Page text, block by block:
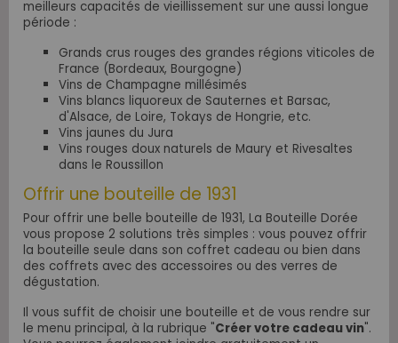
meilleurs capacités de vieillissement sur une aussi longue
période :
Grands crus rouges des grandes régions viticoles de
France (Bordeaux, Bourgogne)
Vins de Champagne millésimés
Vins blancs liquoreux de Sauternes et Barsac,
d'Alsace, de Loire, Tokays de Hongrie, etc.
Vins jaunes du Jura
Vins rouges doux naturels de Maury et Rivesaltes
dans le Roussillon
Offrir une bouteille de 1931
Pour offrir une belle bouteille de 1931, La Bouteille Dorée
vous propose 2 solutions très simples : vous pouvez offrir
la bouteille seule dans son coffret cadeau ou bien dans
des coffrets avec des accessoires ou des verres de
dégustation.
Il vous suffit de choisir une bouteille et de vous rendre sur
le menu principal, à la rubrique "Créer votre cadeau vin".